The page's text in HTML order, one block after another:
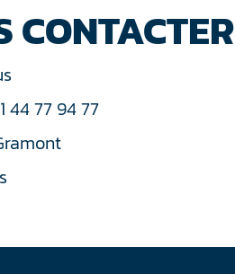
CONTACTER
44 77 94 77